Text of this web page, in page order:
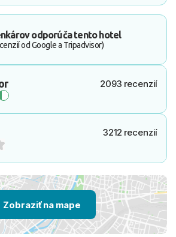
odporúča tento hotel
od Google a Tripadvisor)
2093 recenzií
3212 recenzií
Zobraziť na mape